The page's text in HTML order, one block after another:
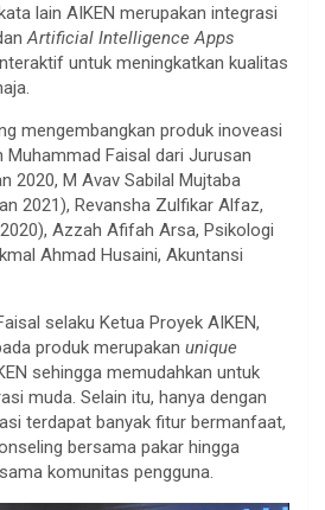
lain AIKEN merupakan integrasi
Artificial Intelligence Apps
untuk meningkatkan kualitas
mengembangkan produk inoveasi
Muhammad Faisal dari Jurusan
2020, M Avav Sabilal Mujtaba
2021), Revansha Zulfikar Alfaz,
Azzah Afifah Arsa, Psikologi
Ahmad Husaini, Akuntansi
selaku Ketua Proyek AIKEN,
produk merupakan unique
sehingga memudahkan untuk
muda. Selain itu, hanya dengan
terdapat banyak fitur bermanfaat,
bersama pakar hingga
komunitas pengguna.